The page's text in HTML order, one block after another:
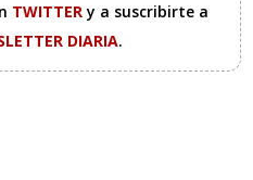
TWITTERy a suscribirte a
DIARIA.